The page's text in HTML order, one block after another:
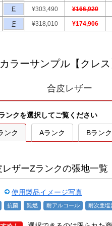
E ¥303,490 ¥166,920
F ¥318,010 ¥174,906